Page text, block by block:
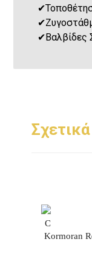
✔
✔
✔Βαλβίδες
C
Kormoran